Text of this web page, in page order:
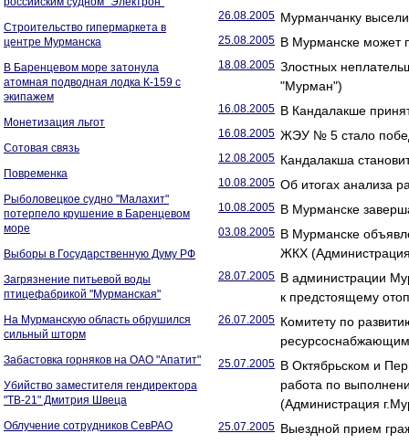
Строительство гипермаркета в
центре Мурманска
В Баренцевом море затонула
атомная подводная лодка К-159 с
экипажем
Монетизация льгот
Сотовая связь
Повременка
Рыболовецкое судно "Малахит"
потерпело крушение в Баренцевом
море
Выборы в Государственную Думу РФ
Загрязнение питьевой воды
птицефабрикой "Мурманская"
На Мурманскую область обрушился
сильный шторм
Забастовка горняков на ОАО "Апатит"
Убийство заместителя гендиректора
"ТВ-21" Дмитрия Швеца
Облучение сотрудников СевРАО
26.08.2005 Мурманчанку
25.08.2005 В Мурманске может
18.08.2005 Злостных
"Мурман")
16.08.2005 В Кандалакше
16.08.2005 ЖЭУ № 5 стало
12.08.2005 Кандалакша
10.08.2005 Об итогах анализа
10.08.2005 В Мурманске
03.08.2005 В Мурманске
ЖКХ
28.07.2005 В администрации
к предстоящему
26.07.2005 Комитету по
25.07.2005 В Октябрьском и
работа по
(Администрация
25.07.2005 Выездной прием